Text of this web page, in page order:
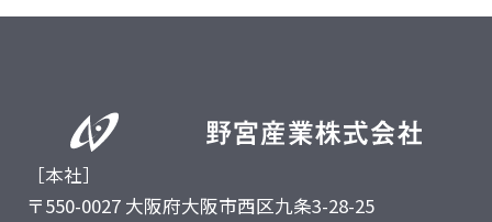
［本社］
〒550-0027 大阪府大阪市西区九条3-28-25